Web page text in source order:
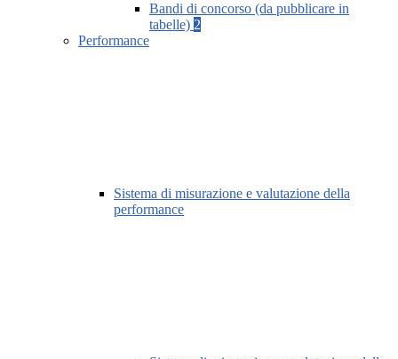
Bandi di concorso (da pubblicare in
tabelle) 2
Performance
Sistema di misurazione e valutazione della
performance